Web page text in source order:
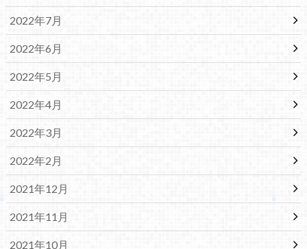
2022年7月
2022年6月
2022年5月
2022年4月
2022年3月
2022年2月
2021年12月
2021年11月
2021年10月